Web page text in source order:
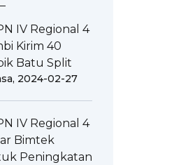
IV Regional 4
Kirim 40
Batu Split
2024-02-27
IV Regional 4
Bimtek
Peningkatan